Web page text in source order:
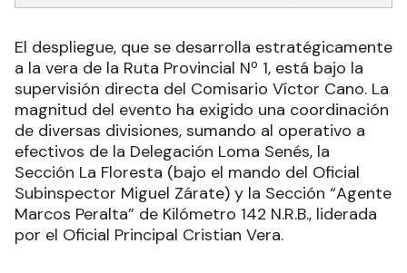
El despliegue, que se desarrolla estratégicamente
a la vera de la Ruta Provincial Nº 1, está bajo la
supervisión directa del Comisario Víctor Cano. La
magnitud del evento ha exigido una coordinación
de diversas divisiones, sumando al operativo a
efectivos de la Delegación Loma Senés, la
Sección La Floresta (bajo el mando del Oficial
Subinspector Miguel Zárate) y la Sección “Agente
Marcos Peralta” de Kilómetro 142 N.R.B., liderada
por el Oficial Principal Cristian Vera.